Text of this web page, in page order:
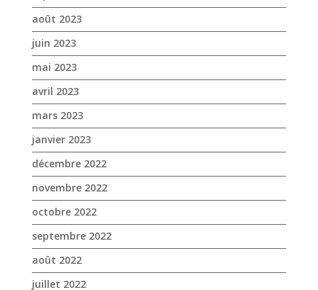
mars 2023
janvier 2023
décembre 2022
novembre 2022
octobre 2022
septembre 2022
août 2022
juillet 2022
juin 2022
mai 2022
avril 2022
mars 2022